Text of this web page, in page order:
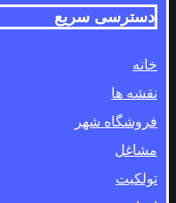
دسترسی سریع
خانه
نقشه ها
فروشگاه شهر
مشاغل
تولکیت